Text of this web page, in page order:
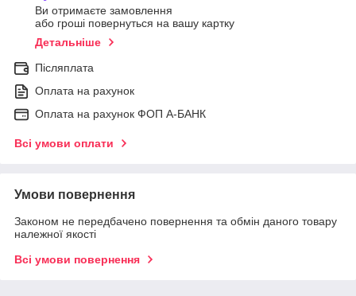
Ви отримаєте замовлення
або гроші повернуться на вашу картку
Детальніше
Післяплата
Оплата на рахунок
Оплата на рахунок ФОП А-БАНК
Всі умови оплати
Умови повернення
Законом не передбачено повернення та обмін даного товару
належної якості
Всі умови повернення